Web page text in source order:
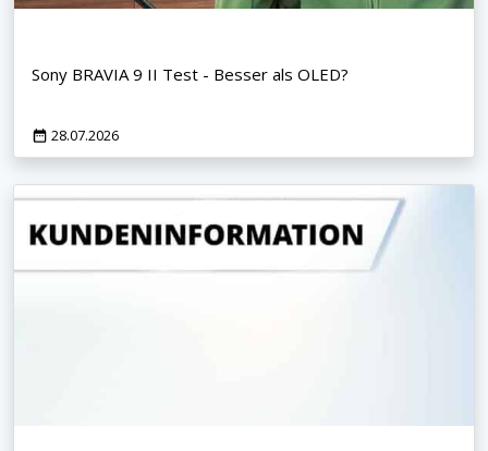
Sony BRAVIA 9 II Test - Besser als OLED?
28.07.2026